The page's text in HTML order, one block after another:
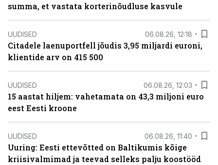
summa, et vastata korterinõudluse kasvule
UUDISED 06.08.26, 12:18
Citadele laenuportfell jõudis 3,95 miljardi euroni,
klientide arv on 415 500
UUDISED 06.08.26, 12:03
15 aastat hiljem: vahetamata on 43,3 miljoni euro
eest Eesti kroone
UUDISED 06.08.26, 11:40
Uuring: Eesti ettevõtted on Baltikumis kõige
kriisivalmimad ja teevad selleks palju koostööd